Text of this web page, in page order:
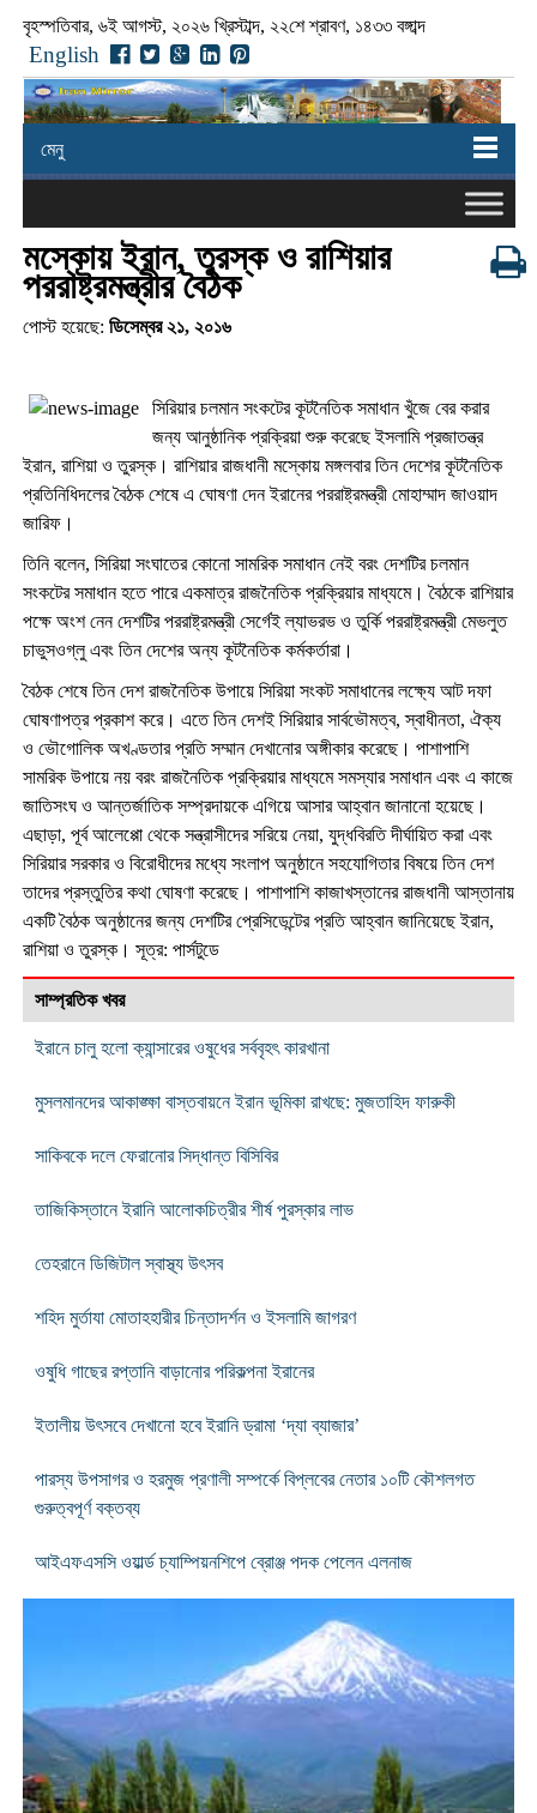
বৃহস্পতিবার, ৬ই আগস্ট, ২০২৬ খ্রিস্টাব্দ, ২২শে শ্রাবণ, ১৪৩৩ বঙ্গাব্দ
English
মেনু
মস্কোয় ইরান, তুরস্ক ও রাশিয়ার
পররাষ্ট্রমন্ত্রীর বৈঠক
পোস্ট হয়েছে: ডিসেম্বর ২১, ২০১৬
সিরিয়ার চলমান সংকটের কূটনৈতিক সমাধান খুঁজে বের করার
জন্য আনুষ্ঠানিক প্রক্রিয়া শুরু করেছে ইসলামি প্রজাতন্ত্র
ইরান, রাশিয়া ও তুরস্ক। রাশিয়ার রাজধানী মস্কোয় মঙ্গলবার তিন দেশের কূটনৈতিক
প্রতিনিধিদলের বৈঠক শেষে এ ঘোষণা দেন ইরানের পররাষ্ট্রমন্ত্রী মোহাম্মাদ জাওয়াদ
জারিফ।
তিনি বলেন, সিরিয়া সংঘাতের কোনো সামরিক সমাধান নেই বরং দেশটির চলমান
সংকটের সমাধান হতে পারে একমাত্র রাজনৈতিক প্রক্রিয়ার মাধ্যমে। বৈঠকে রাশিয়ার
পক্ষে অংশ নেন দেশটির পররাষ্ট্রমন্ত্রী সের্গেই ল্যাভরভ ও তুর্কি পররাষ্ট্রমন্ত্রী মেভলুত
চাভুসওগ্লু এবং তিন দেশের অন্য কূটনৈতিক কর্মকর্তারা।
বৈঠক শেষে তিন দেশ রাজনৈতিক উপায়ে সিরিয়া সংকট সমাধানের লক্ষ্যে আট দফা
ঘোষণাপত্র প্রকাশ করে। এতে তিন দেশই সিরিয়ার সার্বভৌমত্ব, স্বাধীনতা, ঐক্য
ও ভৌগোলিক অখণ্ডতার প্রতি সম্মান দেখানোর অঙ্গীকার করেছে। পাশাপাশি
সামরিক উপায়ে নয় বরং রাজনৈতিক প্রক্রিয়ার মাধ্যমে সমস্যার সমাধান এবং এ কাজে
জাতিসংঘ ও আন্তর্জাতিক সম্প্রদায়কে এগিয়ে আসার আহ্বান জানানো হয়েছে।
এছাড়া, পূর্ব আলেপ্পো থেকে সন্ত্রাসীদের সরিয়ে নেয়া, যুদ্ধবিরতি দীর্ঘায়িত করা এবং
সিরিয়ার সরকার ও বিরোধীদের মধ্যে সংলাপ অনুষ্ঠানে সহযোগিতার বিষয়ে তিন দেশ
তাদের প্রস্তুতির কথা ঘোষণা করেছে। পাশাপাশি কাজাখস্তানের রাজধানী আস্তানায়
একটি বৈঠক অনুষ্ঠানের জন্য দেশটির প্রেসিডেন্টের প্রতি আহ্বান জানিয়েছে ইরান,
রাশিয়া ও তুরস্ক। সূত্র: পার্সটুডে
সাম্প্রতিক খবর
ইরানে চালু হলো ক্যান্সারের ওষুধের সর্ববৃহৎ কারখানা
মুসলমানদের আকাঙ্ক্ষা বাস্তবায়নে ইরান ভূমিকা রাখছে: মুজতাহিদ ফারুকী
সাকিবকে দলে ফেরানোর সিদ্ধান্ত বিসিবির
তাজিকিস্তানে ইরানি আলোকচিত্রীর শীর্ষ পুরস্কার লাভ
তেহরানে ডিজিটাল স্বাস্থ্য উৎসব
শহিদ মুর্তাযা মোতাহহারীর চিন্তাদর্শন ও ইসলামি জাগরণ
ওষুধি গাছের রপ্তানি বাড়ানোর পরিকল্পনা ইরানের
ইতালীয় উৎসবে দেখানো হবে ইরানি ড্রামা ‘দ্যা ব্যাজার’
পারস্য উপসাগর ও হরমুজ প্রণালী সম্পর্কে বিপ্লবের নেতার ১০টি কৌশলগত
গুরুত্বপূর্ণ বক্তব্য
আইএফএসসি ওয়ার্ল্ড চ্যাম্পিয়নশিপে ব্রোঞ্জ পদক পেলেন এলনাজ